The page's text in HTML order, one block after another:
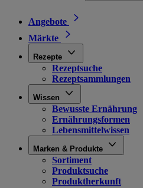
Angebote
Märkte
Rezepte
Rezeptsuche
Rezeptsammlungen
Wissen
Bewusste Ernährung
Ernährungsformen
Lebensmittelwissen
Marken & Produkte
Sortiment
Produktsuche
Produktherkunft